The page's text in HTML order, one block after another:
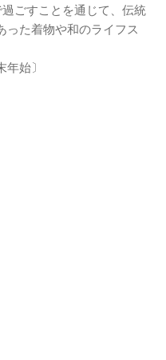
ごすことを通じて、伝統
った着物や和のライフス
始〕